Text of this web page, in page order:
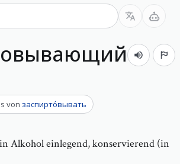
von заспирто́вывать
in Alkohol einlegend, konservierend (in